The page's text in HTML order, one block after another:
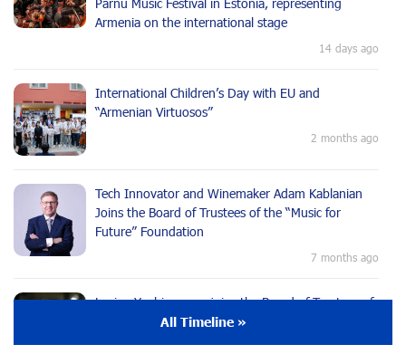
Armenia on the international stage
14 days ago
International Children’s Day with EU and
“Armenian Virtuosos”
2 months ago
Tech Innovator and Winemaker Adam Kablanian
Joins the Board of Trustees of the “Music for
Future” Foundation
7 months ago
Lusine Yeghiazaryan joins the Board of Trustees of
the Music for the Future Foundation
9 months ago
All Timeline »